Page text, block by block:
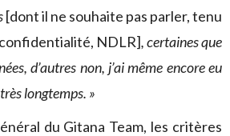
[dont il ne souhaite pas parler, tenu
NDLR], certaines que
d’autres non, j’ai même encore eu
longtemps. »
du Gitana Team, les critères